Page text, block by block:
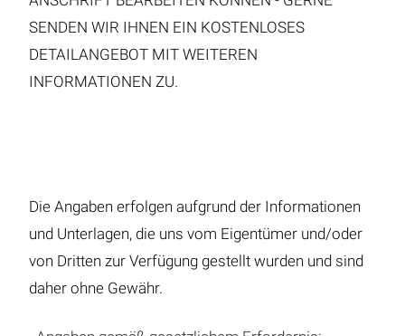
SENDEN WIR IHNEN EIN KOSTENLOSES
DETAILANGEBOT MIT WEITEREN
INFORMATIONEN ZU.
Die Angaben erfolgen aufgrund der Informationen
und Unterlagen, die uns vom Eigentümer und/oder
von Dritten zur Verfügung gestellt wurden und sind
daher ohne Gewähr.